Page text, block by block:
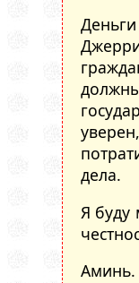
дела.
Я буду
Аминь.